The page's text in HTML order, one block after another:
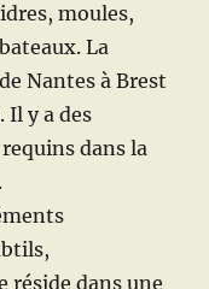
moules,
La
Nantes à Brest
Il y a des
dans la
réside dans une